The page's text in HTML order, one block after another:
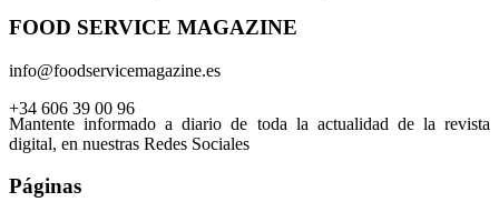
FOOD SERVICE MAGAZINE
info@foodservicemagazine.es
+34 606 39 00 96
Mantente informado a diario de toda la actualidad de la revista
digital, en nuestras Redes Sociales
Páginas